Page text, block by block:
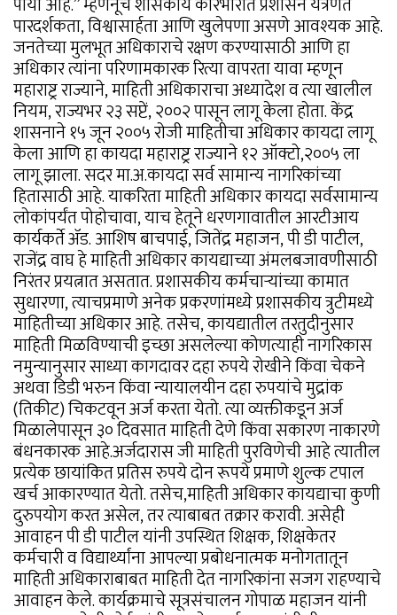
पारदर्शकता, विश्वासार्हता आणि खुलेपणा असणे आवश्यक आहे.
जनतेच्या मुलभूत अधिकाराचे रक्षण करण्यासाठी आणि हा
अधिकार त्यांना परिणामकारक रित्या वापरता यावा म्हणून
महाराष्ट्र राज्याने, माहिती अधिकाराचा अध्यादेश व त्या खालील
नियम, राज्यभर २३ सप्टें, २००२ पासून लागू केला होता. केंद्र
शासनाने १५ जून २००५ रोजी माहितीचा अधिकार कायदा लागू
केला आणि हा कायदा महाराष्ट्र राज्याने १२ ऑक्टो,२००५ ला
लागू झाला. सदर मा.अ.कायदा सर्व सामान्य नागरिकांच्या
हितासाठी आहे. याकरिता माहिती अधिकार कायदा सर्वसामान्य
लोकांपर्यंत पोहोचावा, याच हेतूने धरणगावातील आरटीआय
कार्यकर्ते ॲड. आशिष बाचपाई, जितेंद्र महाजन, पी डी पाटील,
राजेंद्र वाघ हे माहिती अधिकार कायद्याच्या अंमलबजावणीसाठी
निरंतर प्रयत्नात असतात. प्रशासकीय कर्मचाऱ्यांच्या कामात
सुधारणा, त्याचप्रमाणे अनेक प्रकरणांमध्ये प्रशासकीय त्रुटीमध्ये
माहितीच्या अधिकार आहे. तसेच, कायद्यातील तरतुदीनुसार
माहिती मिळविण्याची इच्छा असलेल्या कोणत्याही नागरिकास
नमुन्यानुसार साध्या कागदावर दहा रुपये रोखीने किंवा चेकने
अथवा डिडी भरुन किंवा न्यायालयीन दहा रुपयांचे मुद्रांक
(तिकीट) चिकटवून अर्ज करता येतो. त्या व्यक्तीकडून अर्ज
मिळालेपासून ३० दिवसात माहिती देणे किंवा सकारण नाकारणे
बंधनकारक आहे.अर्जदारास जी माहिती पुरविणेची आहे त्यातील
प्रत्येक छायांकित प्रतिस रुपये दोन रूपये प्रमाणे शुल्क टपाल
खर्च आकारण्यात येतो. तसेच,माहिती अधिकार कायद्याचा कुणी
दुरुपयोग करत असेल, तर त्याबाबत तक्रार करावी. असेही
आवाहन पी डी पाटील यांनी उपस्थित शिक्षक, शिक्षकेतर
कर्मचारी व विद्यार्थ्यांना आपल्या प्रबोधनात्मक मनोगतातून
माहिती अधिकाराबाबत माहिती देत नागरिकांना सजग राहण्याचे
आवाहन केले. कार्यक्रमाचे सूत्रसंचालन गोपाळ महाजन यांनी